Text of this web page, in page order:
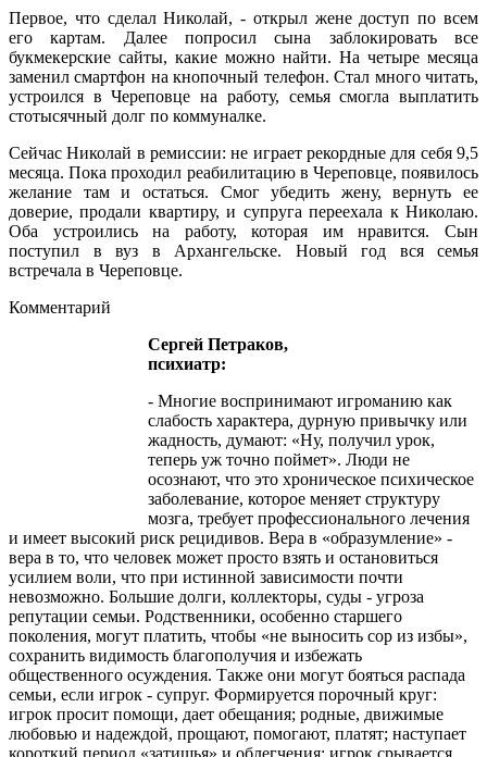
Первое, что сделал Николай, - открыл жене доступ по всем
его картам. Далее попросил сына заблокировать все
букмекерские сайты, какие можно найти. На четыре месяца
заменил смартфон на кнопочный телефон. Стал много читать,
устроился в Череповце на работу, семья смогла выплатить
стотысячный долг по коммуналке.
Сейчас Николай в ремиссии: не играет рекордные для себя 9,5
месяца. Пока проходил реабилитацию в Череповце, появилось
желание там и остаться. Смог убедить жену, вернуть ее
доверие, продали квартиру, и супруга переехала к Николаю.
Оба устроились на работу, которая им нравится. Сын
поступил в вуз в Архангельске. Новый год вся семья
встречала в Череповце.
Комментарий
Сергей Петраков,
психиатр:
- Многие воспринимают игроманию как
слабость характера, дурную привычку или
жадность, думают: «Ну, получил урок,
теперь уж точно поймет». Люди не
осознают, что это хроническое психическое
заболевание, которое меняет структуру
мозга, требует профессионального лечения
и имеет высокий риск рецидивов. Вера в «образумление» -
вера в то, что человек может просто взять и остановиться
усилием воли, что при истинной зависимости почти
невозможно. Большие долги, коллекторы, суды - угроза
репутации семьи. Родственники, особенно старшего
поколения, могут платить, чтобы «не выносить сор из избы»,
сохранить видимость благополучия и избежать
общественного осуждения. Также они могут бояться распада
семьи, если игрок - супруг. Формируется порочный круг:
игрок просит помощи, дает обещания; родные, движимые
любовью и надеждой, прощают, помогают, платят; наступает